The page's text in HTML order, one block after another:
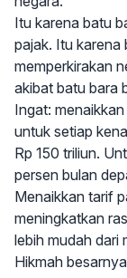
Itu karena batu
pajak. Itu karena
memperkirakan
akibat batu bara
Ingat:
untuk setiap
Rp 150 triliun.
persen bulan
Menaikkan tarif
meningkatkan
lebih mudah dari
Hikmah